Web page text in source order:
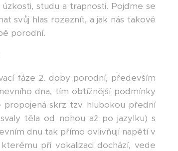
studu a trapnosti. Pojďme se
svůj hlas rozeznít, a jak nás takové
porodní.
fáze 2. doby porodní, především
dna, tím obtížnější podmínky
skrz tzv. hlubokou přední
těla od nohou až po jazylku) s
dnu tak přímo ovlivňují napětí v
při vokalizaci dochází, vede